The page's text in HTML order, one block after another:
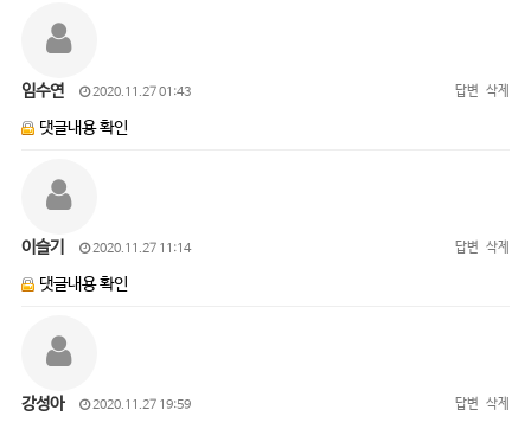
임수연 2020.11.27 01:43 답변 삭제
댓글내용 확인
이슬기 2020.11.27 11:14 답변 삭제
댓글내용 확인
강성아 2020.11.27 19:59 답변 삭제